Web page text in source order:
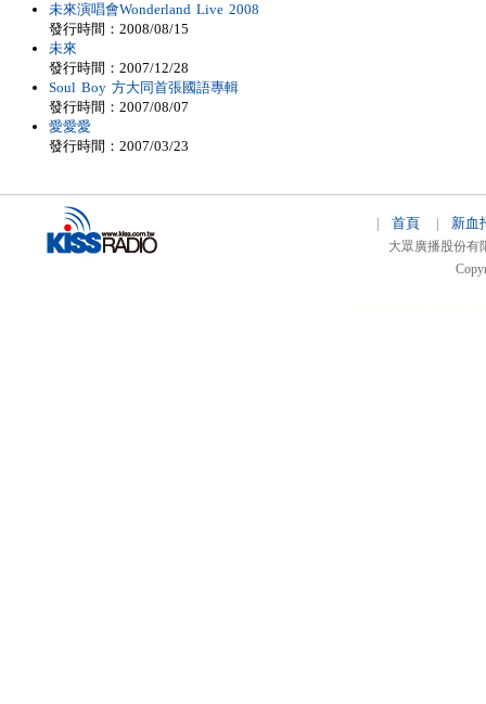
未來演唱會Wonderland Live 2008
發行時間：2008/08/15
未來
發行時間：2007/12/28
Soul Boy 方大同首張國語專輯
發行時間：2007/08/07
愛愛愛
發行時間：2007/03/23
| 首頁| 新血
大眾廣播股份有